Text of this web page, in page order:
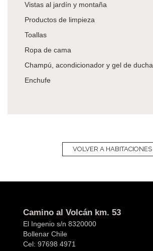
Vistas al jardín y montaña
Productos de limpieza
Toallas
Ropa de cama
Champú, acondicionador y gel de ducha
Enchufe
VOLVER A HABITACIONES
Camino al Volcán km. 53
El Ingenio s/n 8320000
Bollenar Chile
Cel: 97698 4971